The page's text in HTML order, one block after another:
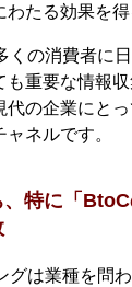
たる効果を得
くの消費者に
も重要な情報
代の企業にと
ネルです。
特に「
グは業種を問